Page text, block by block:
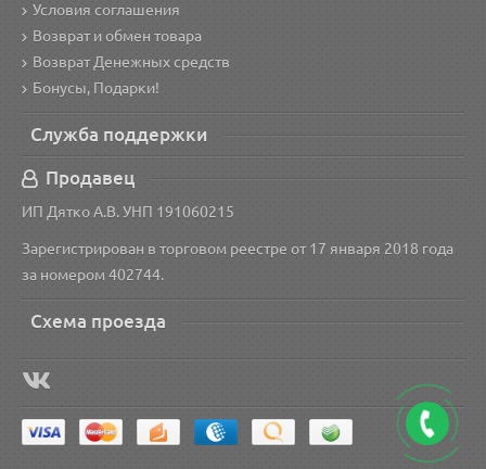
Условия соглашения
Возврат и обмен товара
Возврат Денежных средств
Бонусы, Подарки!
Служба поддержки
Продавец
ИП Дятко А.В. УНП 191060215
Зарегистрирован в торговом реестре от 17 января 2018 года
за номером 402744.
Схема проезда